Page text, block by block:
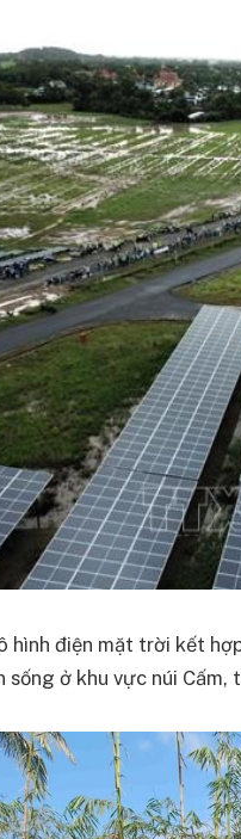
hình điện mặt trời kết
sống ở khu vực núi